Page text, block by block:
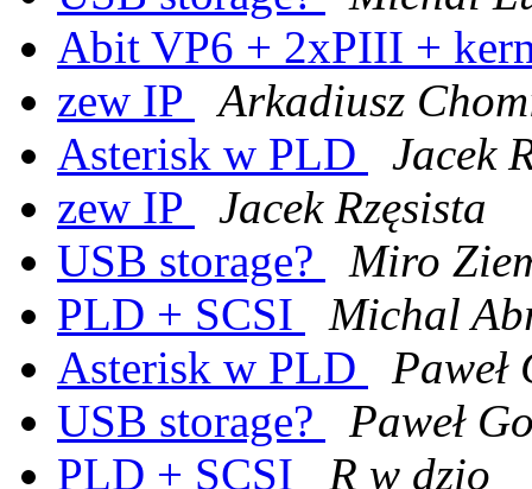
Abit VP6 + 2xPIII +
zew IP
Arkadiusz
Asterisk w PLD
Jacek
zew IP
Jacek Rzęsista
USB storage?
Miro
PLD + SCSI
Michal
Asterisk w PLD
Paweł
USB storage?
Paweł
PLD + SCSI
R w dzio